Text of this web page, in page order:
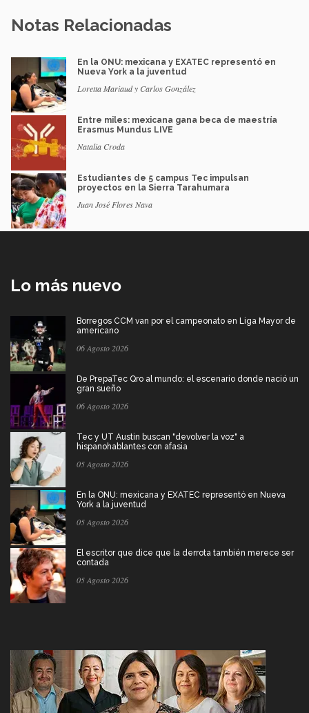
Notas Relacionadas
En la ONU: mexicana y EXATEC representó en
Nueva York a la juventud
Loretta Mariaud y Carlos González
Entre miles: mexicana gana beca de maestría
Erasmus Mundus LIVE
Natalia Croda
Estudiantes de 5 campus Tec impulsan
proyectos en la Sierra Tarahumara
Juan José Flores Nava
Lo más nuevo
Borregos CCM van por el campeonato en Liga Mayor de
americano
06 Agosto 2026
De PrepaTec Qro al mundo: el escenario donde nació un
gran sueño
06 Agosto 2026
Tec y UT Austin buscan "devolver la voz" a
hispanohablantes con afasia
05 Agosto 2026
En la ONU: mexicana y EXATEC representó en Nueva
York a la juventud
05 Agosto 2026
El escritor que dice que la derrota también merece ser
contada
05 Agosto 2026